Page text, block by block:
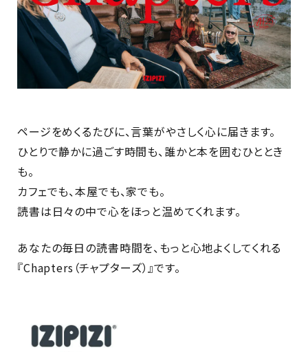
ページをめくるたびに、言葉がやさしく心に届きます。
ひとりで静かに過ごす時間も、誰かと本を囲むひととき
も。
カフェでも、本屋でも、家でも。
読書は日々の中で心をほっと温めてくれます。
あなたの毎日の読書時間を、もっと心地よくしてくれる
『Chapters（チャプターズ）』です。